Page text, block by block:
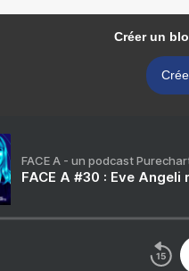
Créer un
FACE A - un podcast
FACE A #30 : Eve